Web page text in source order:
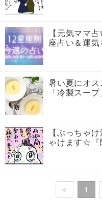
【元気ママ
座占い＆運気
暑い夏にオ
「冷製スー
【ぶっちゃ
ゃけます☆『
1